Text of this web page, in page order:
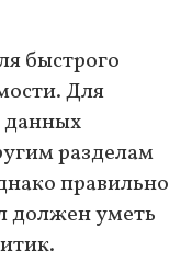
быстрого
Для
данных
разделам
правильно
должен уметь